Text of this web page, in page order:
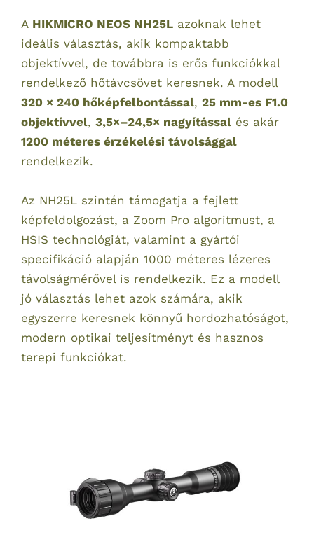
A HIKMICRO NEOS NH25L azoknak lehet
ideális választás, akik kompaktabb
objektívvel, de továbbra is erős funkciókkal
rendelkező hőtávcsövet keresnek. A modell
320 × 240 hőképfelbontással, 25 mm-es F1.0
objektívvel, 3,5×–24,5× nagyítással és akár
1200 méteres érzékelési távolsággal
rendelkezik.
Az NH25L szintén támogatja a fejlett
képfeldolgozást, a Zoom Pro algoritmust, a
HSIS technológiát, valamint a gyártói
specifikáció alapján 1000 méteres lézeres
távolságmérővel is rendelkezik. Ez a modell
jó választás lehet azok számára, akik
egyszerre keresnek könnyű hordozhatóságot,
modern optikai teljesítményt és hasznos
terepi funkciókat.